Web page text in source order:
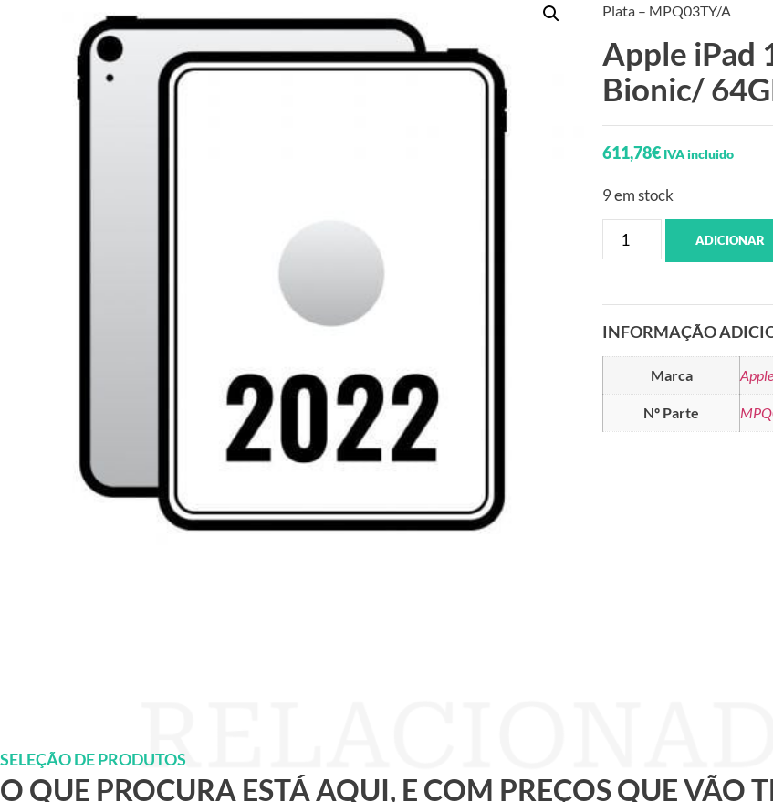
Plata – MPQ03TY/A
Apple iPad
Bionic/
611,78€ IVA incluido
9 em stock
ADICIONAR
INFORMAÇÃO
Marca Apple
Nº Parte
SELEÇÃO DE PRODUTOS
O QUE PROCURA ESTÁ AQUI, E COM PREÇOS QUE VÃO